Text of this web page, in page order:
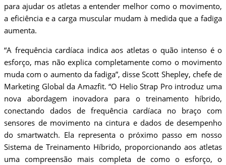
para ajudar os atletas a entender melhor como o movimento,
a eficiência e a carga muscular mudam à medida que a fadiga
aumenta.
“A frequência cardíaca indica aos atletas o quão intenso é o
esforço, mas não explica completamente como o movimento
muda com o aumento da fadiga”, disse Scott Shepley, chefe de
Marketing Global da Amazfit. “O Helio Strap Pro introduz uma
nova abordagem inovadora para o treinamento híbrido,
conectando dados de frequência cardíaca no braço com
sensores de movimento na cintura e dados de desempenho
do smartwatch. Ela representa o próximo passo em nosso
Sistema de Treinamento Híbrido, proporcionando aos atletas
uma compreensão mais completa de como o esforço, o